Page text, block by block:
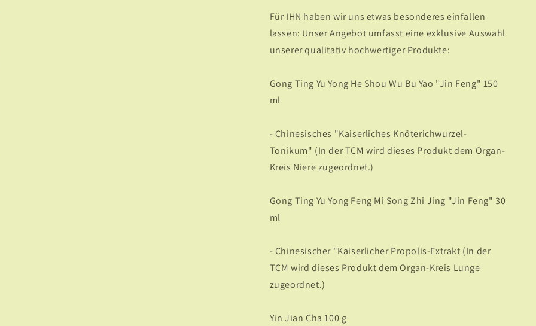
Für IHN haben wir uns etwas besonderes einfallen
lassen: Unser Angebot umfasst eine exklusive Auswahl
unserer qualitativ hochwertiger Produkte:
Gong Ting Yu Yong He Shou Wu Bu Yao "Jin Feng" 150
ml
- Chinesisches "Kaiserliches Knöterichwurzel-
Tonikum" (In der TCM wird dieses Produkt dem Organ-
Kreis Niere zugeordnet.)
Gong Ting Yu Yong Feng Mi Song Zhi Jing "Jin Feng" 30
ml
- Chinesischer "Kaiserlicher Propolis-Extrakt (In der
TCM wird dieses Produkt dem Organ-Kreis Lunge
zugeordnet.)
Yin Jian Cha 100 g